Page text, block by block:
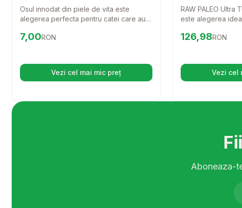
Osul innodat din piele de vita este
alegerea perfecta pentru catei care au
benefica. Cu o lungime de 13 cm, este
placere de nedescris.
Preț:7.00
7,00RON
Vezi cel mai mic preț(se deschide într-o filă nouă)
RAW PALEO Ultra
este alegerea
bogat in curcan,
sistem imunitar
Preț: 126.98
126,98RON
Vezi cel
Aboneaza-